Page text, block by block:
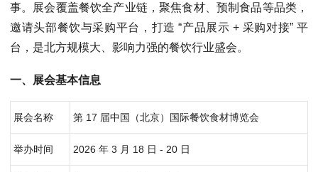
事。展会覆盖餐饮全产业链，聚焦食材、预制食品等品类，
邀请头部餐饮与采购平台，打造 “产品展示 + 采购对接” 平
台，是北方规模大、影响力强的餐饮行业盛会。
一、展会基本信息
展会名称 第 17 届中国（北京）国际餐饮食材博览会
举办时间 2026 年 3 月 18 日 - 20 日